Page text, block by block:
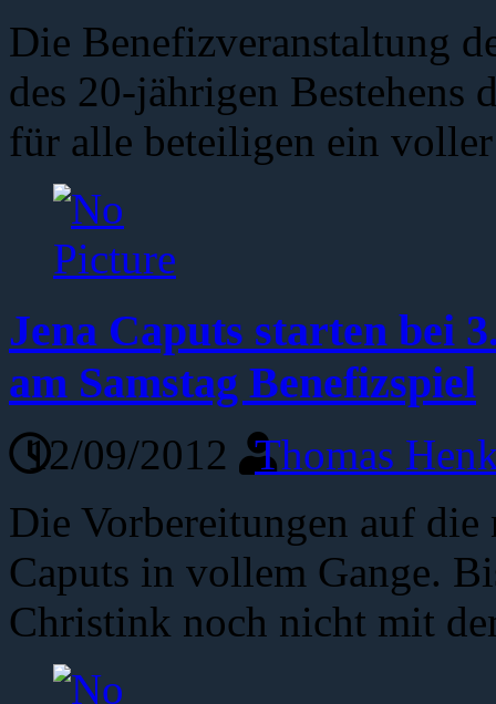
Die Benefizveranstaltung
des 20-jährigen Bestehens
für alle beteiligen ein
Jena Caputs starten bei
am Samstag Benefizspiel
12/09/2012
Thomas
Die Vorbereitungen auf die
Caputs in vollem Gange.
Christink noch nicht mit